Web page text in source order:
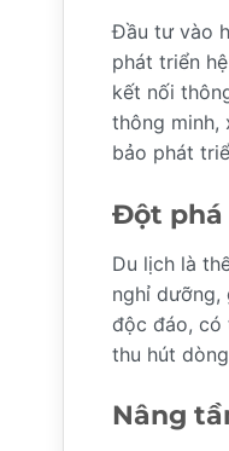
Đầu tư vào
phát triển
kết nối
thông minh,
bảo phát
Đột phá
Du lịch là
nghỉ dưỡng,
độc đáo, có
thu hút
Nâng